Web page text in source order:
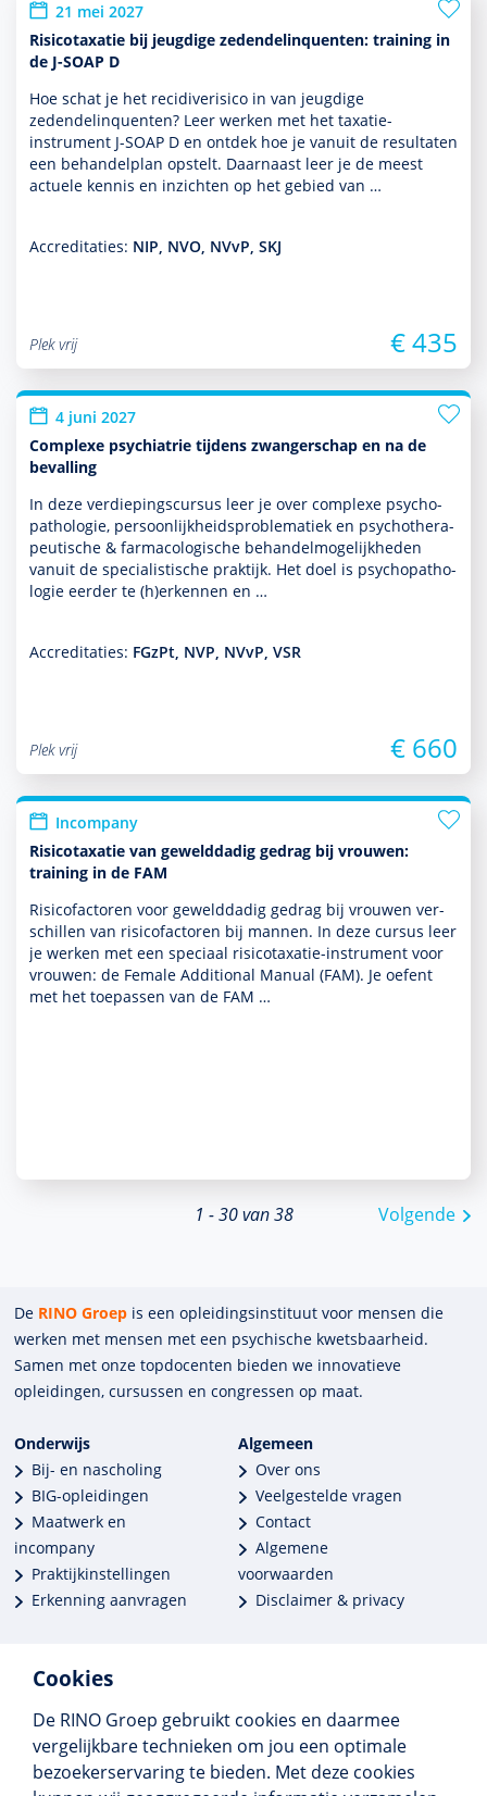
Cookies
De RINO Groep gebruikt cookies en daarmee
vergelijkbare technieken om jou een optimale
bezoekerservaring te bieden. Met deze cookies
21 mei 2027
Risicotaxatie bij jeugdige zedendelinquenten: training in
de J-SOAP D
Hoe schat je het recidiverisico in van jeugdige
zedendelinquenten? Leer werken met het taxatie-
instrument J-SOAP D en ontdek hoe je vanuit de resultaten
een behan­del­plan opstelt. Daarnaast leer je de meest
actuele kennis en inzichten op het gebied van …
Accreditaties: NIP, NVO, NVvP, SKJ
Plek vrij € 435
4 juni 2027
Complexe psychiatrie tijdens zwangerschap en na de
bevalling
In deze verdiepingscursus leer je over complexe psycho­
patho­logie, per­soon­lijkheidsproble­ma­tiek en psycho­thera­
peutische & farmacologische behan­delmoge­lijk­heden
vanuit de specialis­tische prak­tijk. Het doel is psycho­patho­
logie eerder te (h)erkennen en …
Accreditaties: FGzPt, NVP, NVvP, VSR
Plek vrij € 660
Incompany
Risicotaxatie van gewelddadig gedrag bij vrouwen:
training in de FAM
Risicofactoren voor gewelddadig gedrag bij vrouwen ver­
schil­len van risicofactoren bij mannen. In deze cursus leer
je werken met een speciaal risicotaxatie-instrument voor
vrouwen: de Female Additional Manual (FAM). Je oefent
met het toe­pas­sen van de FAM …
1 - 30 van 38 Volgende
De RINO Groep is een opleidings­insti­tuut voor mensen die
werken met mensen met een psychische kwets­baar­heid.
Samen met onze top­docenten bieden we innova­tieve
opleidingen, cursussen en congres­sen op maat.
Onderwijs
Bij- en nascholing
BIG-opleidingen
Maatwerk en
incompany
Praktijkinstellingen
Erkenning aanvragen
Algemeen
Over ons
Veelgestelde vragen
Contact
Algemene
voorwaarden
Disclaimer & privacy
Meer dan 250 opleidingen
Alle BIG-opleidingen in huis
Cedeo-erkend en CRKBO-geregistreerd